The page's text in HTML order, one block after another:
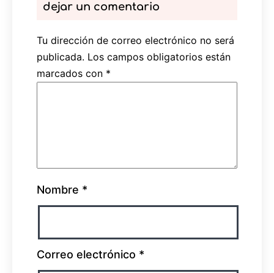
dejar un comentario
Tu dirección de correo electrónico no será
publicada. Los campos obligatorios están
marcados con *
Nombre *
Correo electrónico *